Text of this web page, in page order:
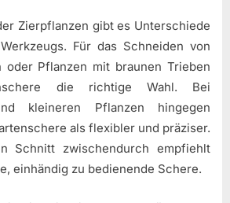
Zierpflanzen gibt es Unterschiede
Für das Schneiden von
oder Pflanzen mit braunen Trieben
die richtige Wahl. Bei
kleineren Pflanzen hingegen
als flexibler und präziser.
Schnitt zwischendurch empfiehlt
einhändig zu bedienende Schere.